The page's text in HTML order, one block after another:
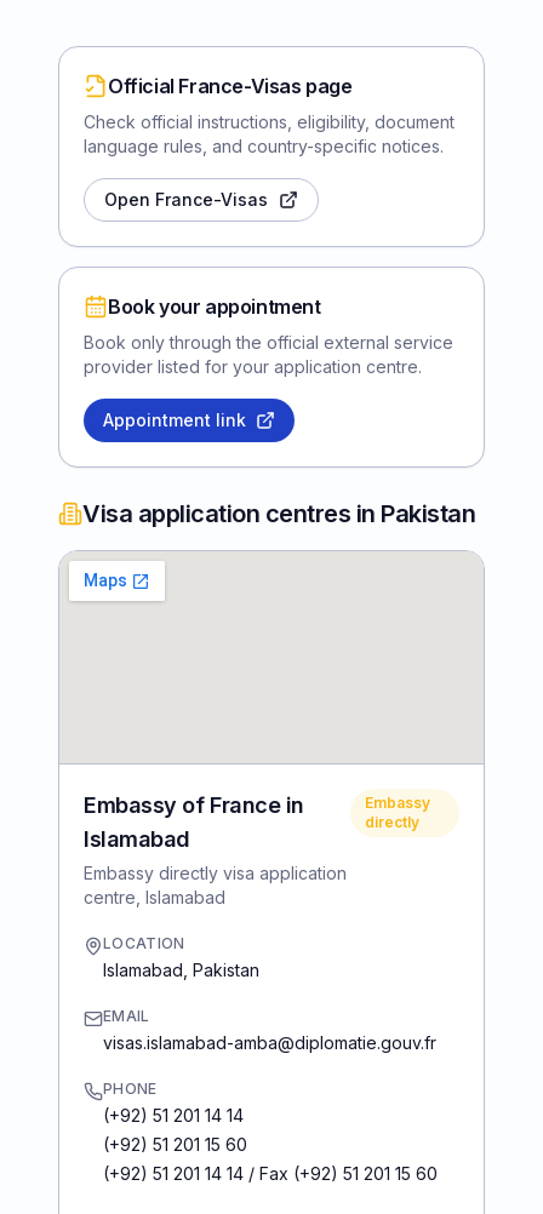
Official France-Visas page
Check official instructions, eligibility, document
language rules, and country-specific notices.
Open France-Visas
Book your appointment
Book only through the official external service
provider listed for your application centre.
Appointment link
Visa application centres in Pakistan
Embassy of France in
Islamabad
Embassy directly visa application
centre, Islamabad
Embassy
directly
LOCATION
Islamabad Pakistan
EMAIL
visas.islamabad-amba@diplomatie.gouv.fr
PHONE
(+92) 51 201 14 14
(+92) 51 201 15 60
(+92) 51 201 14 14 / Fax (+92) 51 201 15 60